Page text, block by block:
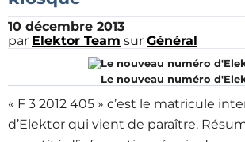
10 décembre 2013
par Elektor Team sur Général
Le nouveau numéro
« F 3 2012 405 » c’est le matricule
d’Elektor qui vient de paraître.